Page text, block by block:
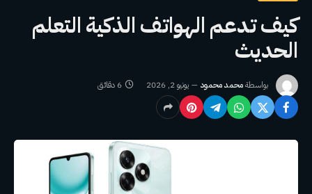
كيف تدعم الهواتف الذكية التعلم
الحديث
بواسطةمحمد محمود يونيو 2, 2026 6 دقائق